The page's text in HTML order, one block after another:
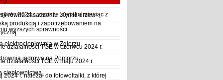
równa zasadzeniu 10 mld drzew
wyższych sprawności
elektrociepłownia w Zgierzu
jądrowa na Pomorzu
ciepłownictwa
2024 r. zapisze się jako miesiąc z
produkcją i zapotrzebowaniem na
działalności TGE w czerwcu 2024 r.
działalności TGE w maju 2024 r.
2024 r. należał do fotowoltaiki, z której